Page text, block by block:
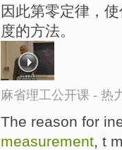
因此第零定律，
度的方法。
麻省理工公开课 - 热
The reason for
measurement , t